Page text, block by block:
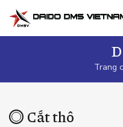
Trang
Cắt thô